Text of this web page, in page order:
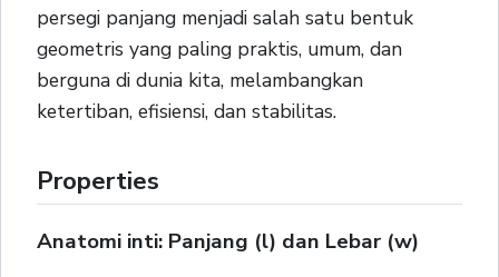
persegi panjang menjadi salah satu bentuk
geometris yang paling praktis, umum, dan
berguna di dunia kita, melambangkan
ketertiban, efisiensi, dan stabilitas.
Properties
Anatomi inti: Panjang (l) dan Lebar (w)